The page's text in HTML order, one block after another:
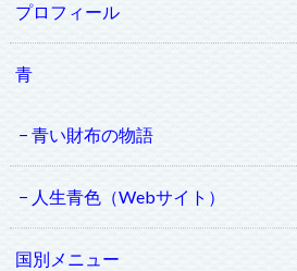
プロフィール
青
青い財布の物語
人生青色（Webサイト）
国別メニュー